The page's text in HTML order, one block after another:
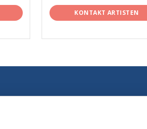
KONTAKT ARTISTEN